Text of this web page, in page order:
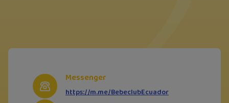
Messenger
https://m.me/BebeclubEcuador